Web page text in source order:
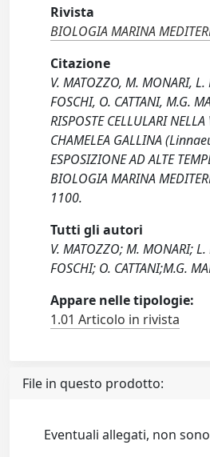
Rivista
BIOLOGIA MARINA
Citazione
V. MATOZZO, M. MONARI, L.
FOSCHI, O. CATTANI, M.G.
RISPOSTE CELLULARI
CHAMELEA GALLINA
ESPOSIZIONE AD ALTE
BIOLOGIA MARINA
1100.
Tutti gli autori
V. MATOZZO; M. MONARI; L.
FOSCHI; O. CATTANI;M.G.
Appare nelle tipologie:
1.01 Articolo in rivista
File in questo prodotto:
Eventuali allegati, non